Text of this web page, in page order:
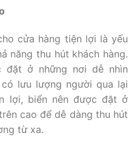
cửa hàng tiện lợi là yếu
năng thu hút khách hàng.
đặt ở những nơi dễ nhìn
lưu lượng người qua lại
lợi, biển nên được đặt ở
cao để dễ dàng thu hút
từ xa.